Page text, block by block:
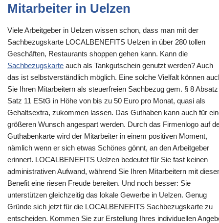
Mitarbeiter in Uelzen
Viele Arbeitgeber in Uelzen wissen schon, dass man mit der
Sachbezugskarte LOCALBENEFITS Uelzen in über 280 tollen
Geschäften, Restaurants shoppen gehen kann. Kann die
Sachbezugskarte auch als Tankgutschein genutzt werden? Auch
das ist selbstverständlich möglich. Eine solche Vielfalt können
Sie Ihren Mitarbeitern als steuerfreien Sachbezug gem. § 8
Satz 11 EStG in Höhe von bis zu 50 Euro pro Monat, quasi als
Gehaltsextra, zukommen lassen. Das Guthaben kann auch für
größeren Wunsch angespart werden. Durch das Firmenlogo auf
Guthabenkarte wird der Mitarbeiter in einem positiven Moment,
nämlich wenn er sich etwas Schönes gönnt, an den Arbeitgeber
erinnert. LOCALBENEFITS Uelzen bedeutet für Sie fast keinen
administrativen Aufwand, während Sie Ihren Mitarbeitern mit
Benefit eine riesen Freude bereiten. Und noch besser: Sie
unterstützen gleichzeitig das lokale Gewerbe in Uelzen. Genug
Gründe sich jetzt für die LOCALBENEFITS Sachbezugskarte zu
entscheiden. Kommen Sie zur Erstellung Ihres individuellen